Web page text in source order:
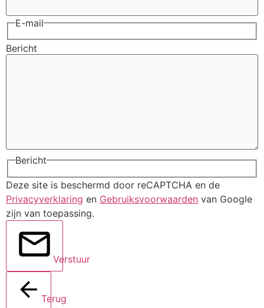
E-mail
Bericht
Bericht
Deze site is beschermd door reCAPTCHA en de
Privacyverklaring en Gebruiksvoorwaarden van Google
zijn van toepassing.
Verstuur
Terug